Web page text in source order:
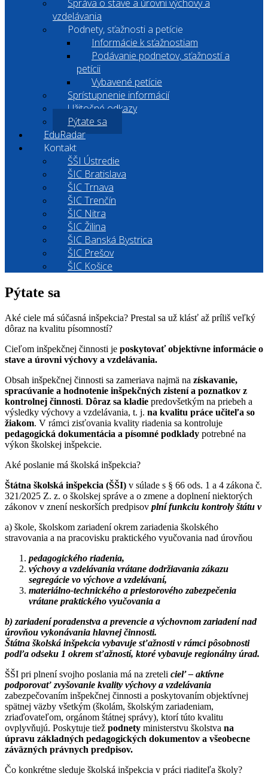
Správa o stave a úrovni výchovy a
vzdelávania
Podnety, sťažnosti a petície
Informácie k sťažnostiam
Podávanie podnetov, sťažností a
petícii
Vybavené petície
Sprístupnenie informácií
Užitočné odkazy
Pýtate sa
EduRadar
Kontakt
ŠŠI Ústredie
ŠIC Bratislava
ŠIC Trnava
ŠIC Trenčín
ŠIC Nitra
ŠIC Žilina
ŠIC Banská Bystrica
ŠIC Prešov
ŠIC Košice
Pýtate sa
Aké ciele má súčasná inšpekcia? Prestal sa už klásť až príliš veľký
dôraz na kvalitu písomností?
Cieľom inšpekčnej činnosti je poskytovať objektívne informácie o
stave a úrovni výchovy a vzdelávania.
Obsah inšpekčnej činnosti sa zameriava najmä na získavanie,
spracúvanie a hodnotenie inšpekčných zistení a poznatkov z
kontrolnej činnosti. Dôraz sa kladie predovšetkým na priebeh a
výsledky výchovy a vzdelávania, t. j. na kvalitu práce učiteľa so
žiakom. V rámci zisťovania kvality riadenia sa kontroluje
pedagogická dokumentácia a písomné podklady potrebné na
výkon školskej inšpekcie.
Aké poslanie má školská inšpekcia?
Štátna školská inšpekcia (ŠŠI) v súlade s § 66 ods. 1 a 4 zákona č.
321/2025 Z. z. o školskej správe a o zmene a doplnení niektorých
zákonov v znení neskorších predpisov plní funkciu kontroly štátu v
a) škole, školskom zariadení okrem zariadenia školského
stravovania a na pracovisku praktického vyučovania nad úrovňou
pedagogického riadenia,
výchovy a vzdelávania vrátane dodržiavania zákazu
segregácie vo výchove a vzdelávaní,
materiálno-technického a priestorového zabezpečenia
vrátane praktického vyučovania a
b) zariadení poradenstva a prevencie a výchovnom zariadení nad
úrovňou vykonávania hlavnej činnosti.
Štátna školská inšpekcia vybavuje sťažnosti v rámci pôsobnosti
podľa odseku 1 okrem sťažností, ktoré vybavuje regionálny úrad.
ŠŠI pri plnení svojho poslania má na zreteli cieľ – aktívne
podporovať zvyšovanie kvality výchovy a vzdelávania
zabezpečovaním inšpekčnej činnosti a poskytovaním objektívnej
spätnej väzby všetkým (školám, školským zariadeniam,
zriaďovateľom, orgánom štátnej správy), ktorí túto kvalitu
ovplyvňujú. Poskytuje tiež podnety ministerstvu školstva na
úpravu základných pedagogických dokumentov a všeobecne
záväzných právnych predpisov.
Čo konkrétne sleduje školská inšpekcia v práci riaditeľa školy?